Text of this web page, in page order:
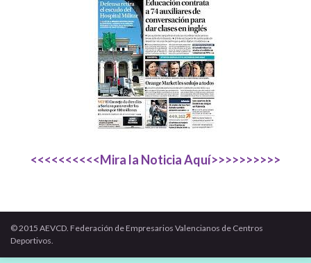
<<<<<<<<<<Mira la Noticia Aquí>>>>>>>>>>
© 2015 AEVCD. Federación de Empresarios Valencianos de Centros
Deportivos.